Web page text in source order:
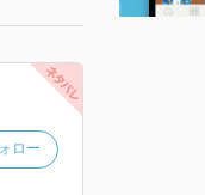
ロー